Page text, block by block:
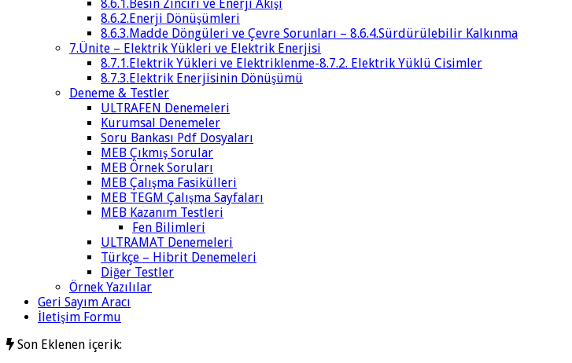
8.6.1.Besin Zinciri ve Enerji Akışı
8.6.2.Enerji Dönüşümleri
8.6.3.Madde Döngüleri ve Çevre Sorunları – 8.6.4.Sürdürülebilir Kalkınma
7.Ünite – Elektrik Yükleri ve Elektrik Enerjisi
8.7.1.Elektrik Yükleri ve Elektriklenme-8.7.2. Elektrik Yüklü Cisimler
8.7.3.Elektrik Enerjisinin Dönüşümü
Deneme & Testler
ULTRAFEN Denemeleri
Kurumsal Denemeler
Soru Bankası Pdf Dosyaları
MEB Çıkmış Sorular
MEB Örnek Soruları
MEB Çalışma Fasikülleri
MEB TEGM Çalışma Sayfaları
MEB Kazanım Testleri
Fen Bilimleri
ULTRAMAT Denemeleri
Türkçe – Hibrit Denemeleri
Diğer Testler
Örnek Yazılılar
Geri Sayım Aracı
İletişim Formu
Son Eklenen içerik: